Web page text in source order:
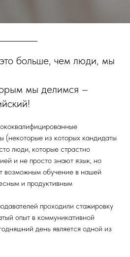
больше, чем люди, мы
мы делимся –
(некоторые из которых кандидаты
люди, которые страстно
и не просто знают язык, но
возможным обучение в нашей
и продуктивным
проходили стажировку
опыт в коммуникативной
день является одной из